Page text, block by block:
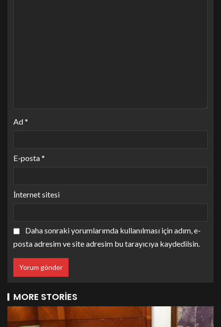
Ad*
E-posta*
İnternet sitesi
Daha sonraki yorumlarımda kullanılması için adım, e-
posta adresim ve site adresim bu tarayıcıya kaydedilsin.
MORE STORIES